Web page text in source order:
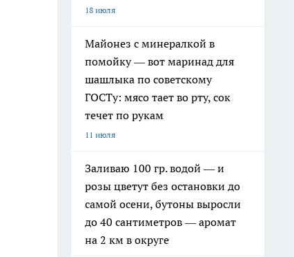
18 июля
Майонез с минералкой в
помойку — вот маринад для
шашлыка по советскому
ГОСТу: мясо тает во рту, сок
течет по рукам
11 июля
Заливаю 100 гр. водой — и
розы цветут без остановки до
самой осени, бутоны выросли
до 40 сантиметров — аромат
на 2 км в округе